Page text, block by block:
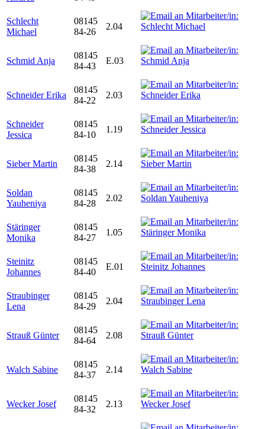
Schlecht
Michael
08145
84-26
2.04
Schmid Anja
08145
84-43
E.03
Schneider Erika
08145
84-22
2.03
Schneider
Jessica
08145
84-10
1.19
Sieber Martin
08145
84-38
2.14
Soldan
Yauheniya
08145
84-28
2.02
Stäringer
Monika
08145
84-27
1.05
Steinitz
Johannes
08145
84-40
E.01
Straubinger
Lena
08145
84-29
2.04
Strauß Günter
08145
84-64
2.08
Walch Sabine
08145
84-37
2.14
Wecker Josef
08145
84-32
2.13